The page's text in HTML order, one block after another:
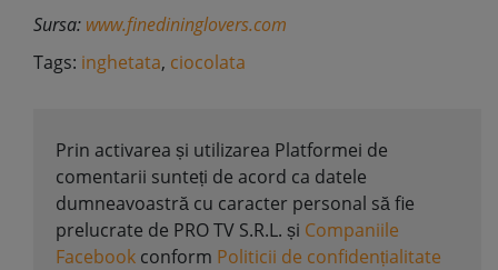
Sursa: www.finedininglovers.com
Tags: inghetata, ciocolata
Prin activarea și utilizarea Platformei de
comentarii sunteți de acord ca datele
dumneavoastră cu caracter personal să fie
prelucrate de PRO TV S.R.L. și Companiile
Facebook conform Politicii de confidențialitate